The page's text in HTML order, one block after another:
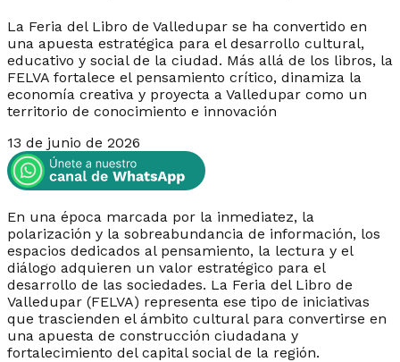
La Feria del Libro de Valledupar se ha convertido en
una apuesta estratégica para el desarrollo cultural,
educativo y social de la ciudad. Más allá de los libros, la
FELVA fortalece el pensamiento crítico, dinamiza la
economía creativa y proyecta a Valledupar como un
territorio de conocimiento e innovación
13 de junio de 2026
En una época marcada por la inmediatez, la
polarización y la sobreabundancia de información, los
espacios dedicados al pensamiento, la lectura y el
diálogo adquieren un valor estratégico para el
desarrollo de las sociedades. La Feria del Libro de
Valledupar (FELVA) representa ese tipo de iniciativas
que trascienden el ámbito cultural para convertirse en
una apuesta de construcción ciudadana y
fortalecimiento del capital social de la región.